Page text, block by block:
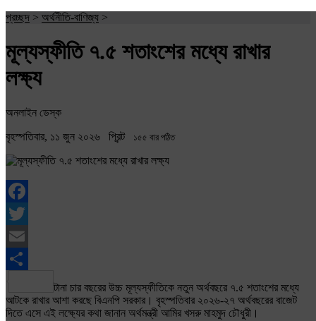
প্রচ্ছদ > অর্থনীতি-বাণিজ্য >
মূল্যস্ফীতি ৭.৫ শতাংশের মধ্যে রাখার
লক্ষ্য
অনলাইন ডেস্ক
বৃহস্পতিবার, ১১ জুন ২০২৬ প্রিন্ট ১৫৫ বার পঠিত
Facebook
Twitter
Email
Share
টানা চার বছরের উচ্চ মূল্যস্ফীতিকে নতুন অর্থবছরে ৭.৫ শতাংশের মধ্যে
আটকে রাখার আশা করছে বিএনপি সরকার। বৃহস্পতিবার ২০২৬-২৭ অর্থবছরের বাজেট
দিতে এসে এই লক্ষ্যের কথা জানান অর্থমন্ত্রী আমির খসরু মাহমুদ চৌধুরী।